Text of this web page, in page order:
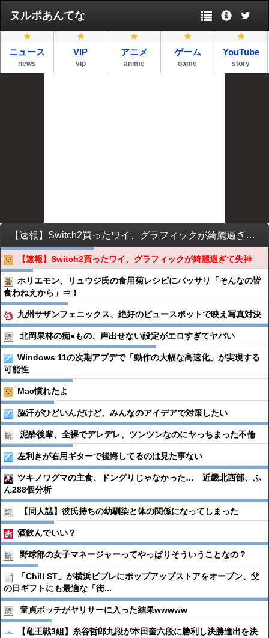
ヌルポあんてな
ニュース
news
VIP
vip
アニメ
anime
ゲーム
game
YouTube
story
【速報】Switch2買ったワイ、グラフィックが綺麗過ぎて失神
【速報】Switch2買ったワイ、グラフィックが綺麗過ぎて失神
ホリエモン、リュウジ氏の食用菊レシピにバッサリ「そんなの皆
食わねえから」⇒！
九州サザンフェニックス、絶好のビュースポットで映え写真対決
北岡果林の痴●︎もの、声出せない設定がエロすぎてヤバい
Windows 11の次期アプデで「動作の大幅な高速化」が実現する
可能性
Mac慣れたよ
脇汗がひどいんだけど、みんなのアイデアで対策したい
泥酔後輩、全裸でデレデレ、ツンツンなのにヤっちまった不倫
左利きが右用ギターで後悔してるのは見た事ない
ツキノワグマの主食、ドングリじゃなかった… 近畿北西部、ふ
ん288個分析
【同人誌】彼氏持ちの幼馴染と体の関係になってしまった
酒飲んでいい？
野球部の女子マネージャーってやっぱりそういうことなの？
「Chill ST」が横浜ビブレにポップアップストアをオープン、父
の日ギフトにも最適な「街...
童貞ボッチがヤリサーに入った結果wwwww
【竜王戦3組】糸谷哲郎九段が本田奎六段に勝利し決勝進出を決